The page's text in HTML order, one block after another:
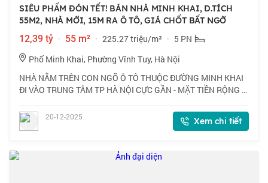
SIÊU PHẨM ĐÓN TẾT! BÁN NHÀ MINH KHAI, D.TÍCH
55M2, NHÀ MỚI, 15M RA Ô TÔ, GIÁ CHỐT BẤT NGỜ
12,39 tỷ · 55 m² · 225.27 triệu/m² · 5 PN
Phố Minh Khai, Phường Vĩnh Tuy, Hà Nội
NHÀ NẰM TRÊN CON NGÕ Ô TÔ THUỘC ĐƯỜNG MINH KHAI
ĐI VÀO TRUNG TÂM TP HÀ NỘI CỰC GẦN - MẶT TIỀN RỘNG -
CHỦ - SẴN SÀNG GIAO DỊCH VUI LÒNG LIÊN HỆ: ĐỖ
20-12-2025 Xem chi tiết